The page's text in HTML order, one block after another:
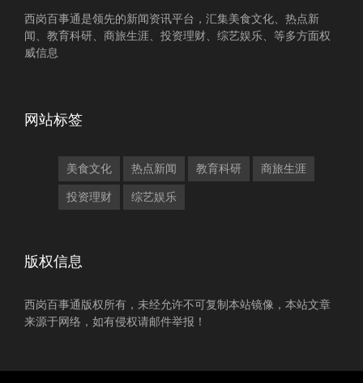
西岗百事通是领先的新闻资讯平台，汇集美食文化、热点新
闻、教育科研、商旅生涯、投资理财、综艺娱乐、等多方面权
威信息
网站标签
美食文化 热点新闻 教育科研 商旅生涯
投资理财 综艺娱乐
版权信息
西岗百事通版权所有，未经允许不可复制本站镜像，本站文章
来源于网络，如有侵权请邮件举报！